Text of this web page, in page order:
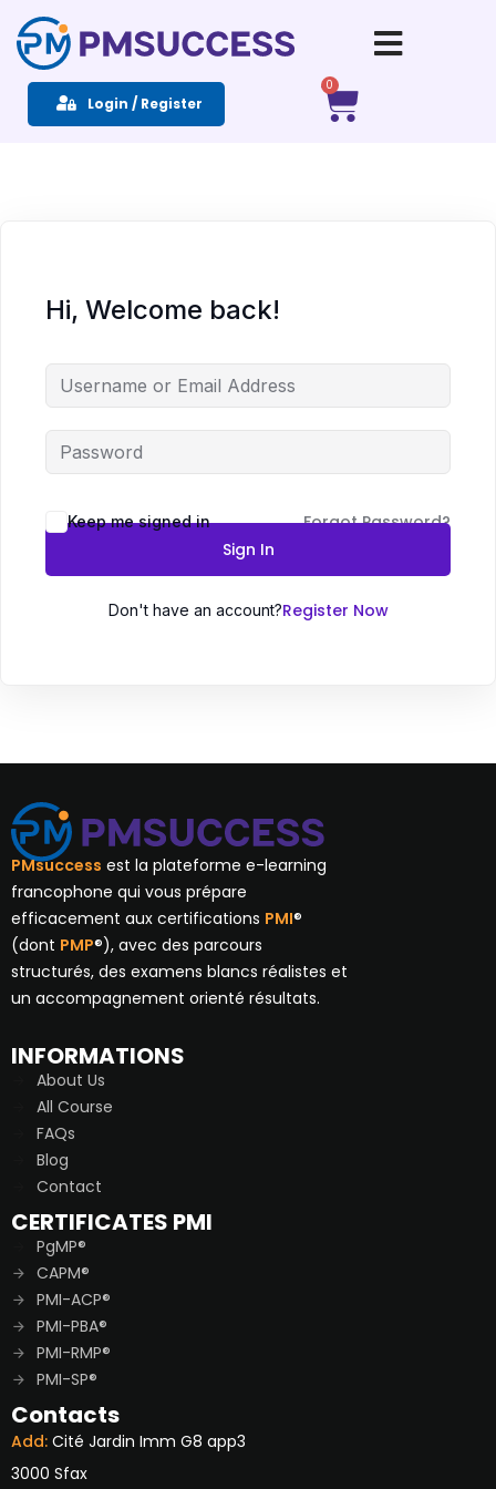
Login / Register
0
Hi, Welcome back!
Keep me signed in
Forgot Password?
Sign In
Don't have an account?Register Now
PMsuccess est la plateforme e-learning
francophone qui vous prépare
efficacement aux certifications PMI®
(dont PMP®), avec des parcours
structurés, des examens blancs réalistes et
un accompagnement orienté résultats.
INFORMATIONS
About Us
All Course
FAQs
Blog
Contact
CERTIFICATES PMI
PgMP®
CAPM®
PMI-ACP®
PMI-PBA®
PMI-RMP®
PMI-SP®
Contacts
Add: Cité Jardin Imm G8 app3
3000 Sfax
Sign in Sign up
Sign in
Remember me Lost your password?